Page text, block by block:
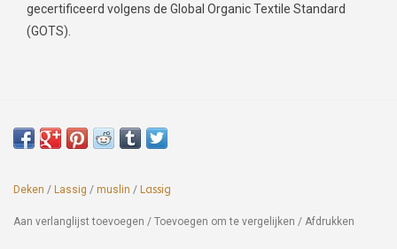
gecertificeerd volgens de Global Organic Textile Standard
(GOTS).
Deken / Lassig / muslin / Lassig
Aan verlanglijst toevoegen / Toevoegen om te vergelijken / Afdrukken